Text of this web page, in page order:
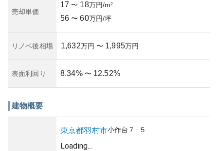
ンテナンスに取り組むことが重要です。
売却単価
17 〜 18万円/m²
56 〜 60万円/坪
リノベ後相場 1,632万円 〜 1,995万円
表面利回り 8.34% 〜 12.52%
建物概要
東京都羽村市小作台 ７−５
Loading...